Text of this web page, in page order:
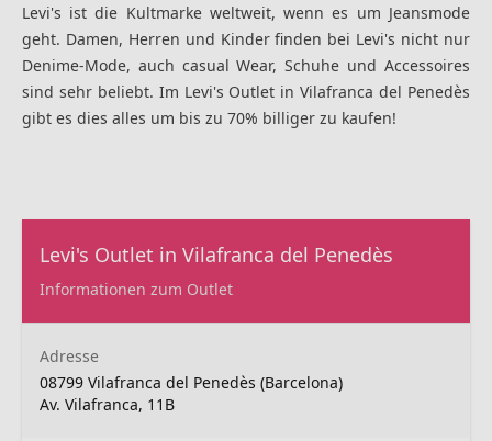
Levi's ist die Kultmarke weltweit, wenn es um Jeansmode
geht. Damen, Herren und Kinder finden bei Levi's nicht nur
Denime-Mode, auch casual Wear, Schuhe und Accessoires
sind sehr beliebt. Im Levi's Outlet in Vilafranca del Penedès
gibt es dies alles um bis zu 70% billiger zu kaufen!
Levi's Outlet in Vilafranca del Penedès
Informationen zum Outlet
Adresse
08799 Vilafranca del Penedès (Barcelona)
Av. Vilafranca, 11B